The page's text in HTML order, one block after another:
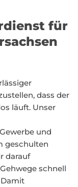
für
dass der
läuft. Unser
und
geschulten
darauf
schnell